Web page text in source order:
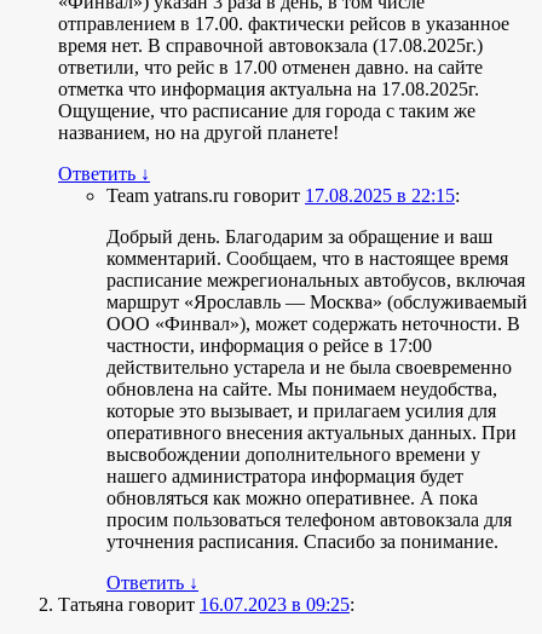
отправлением в 17.00. фактически рейсов в указанное
время нет. В справочной автовокзала (17.08.2025г.)
ответили, что рейс в 17.00 отменен давно. на сайте
отметка что информация актуальна на 17.08.2025г.
Ощущение, что расписание для города с таким же
названием, но на другой планете!
Ответить ↓
Team yatrans.ru говорит 17.08.2025 в 22:15:
Добрый день. Благодарим за обращение и ваш
комментарий. Сообщаем, что в настоящее время
расписание межрегиональных автобусов, включая
маршрут «Ярославль — Москва» (обслуживаемый
ООО «Финвал»), может содержать неточности. В
частности, информация о рейсе в 17:00
действительно устарела и не была своевременно
обновлена на сайте. Мы понимаем неудобства,
которые это вызывает, и прилагаем усилия для
оперативного внесения актуальных данных. При
высвобождении дополнительного времени у
нашего администратора информация будет
обновляться как можно оперативнее. А пока
просим пользоваться телефоном автовокзала для
уточнения расписания. Спасибо за понимание.
Ответить ↓
Татьяна говорит 16.07.2023 в 09:25: